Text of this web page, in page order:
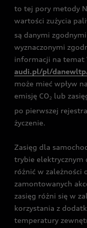
to tej pory metody
wartości zużycia
są danymi
wyznaczonymi
informacji na temat
audi.pl/pl/
może mieć wpływ
emisję CO2 lub
po pierwszej
życzenie.
Zasięg dla
trybie elektrycznym
różnić w zależności
zamontowanych
zasięg różni się w
korzystania z
temperatury